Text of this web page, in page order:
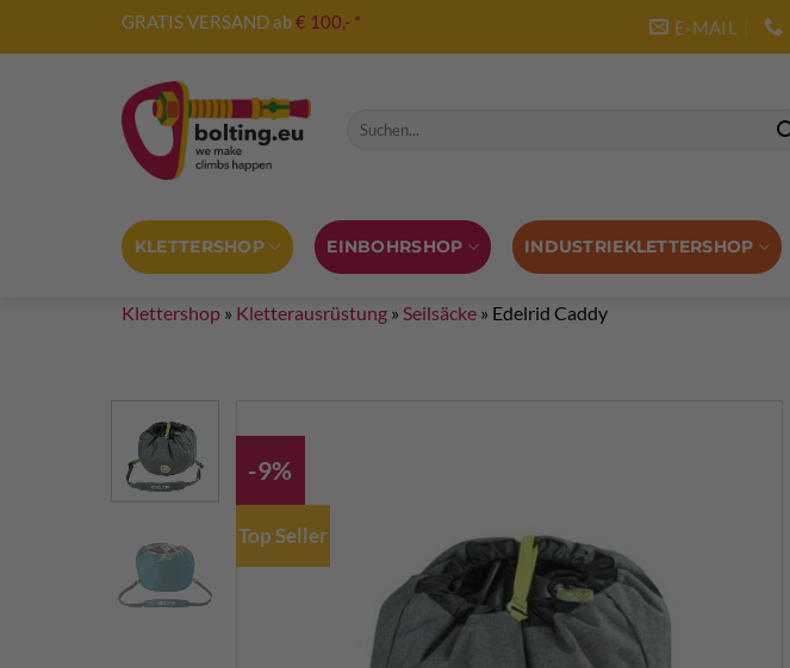
GRATIS VERSAND ab€ 100,- * E-MAIL
Suche nach:
KLETTERSHOP EINBOHRSHOP INDUSTRIEKLETTERSHOP
Klettershop » Kletterausrüstung » Seilsäcke » Edelrid Caddy
-9%
Top Seller